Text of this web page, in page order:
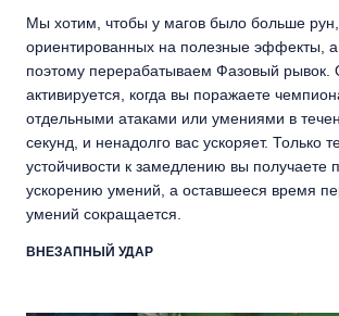
Мы хотим, чтобы у магов было больше рун,
ориентированных на полезные эффекты, а
поэтому перерабатываем Фазовый
активируется, когда вы поражаете
отдельными атаками или умениями в
секунд, и ненадолго вас ускоряет. Только
устойчивости к замедлению вы получаете
ускорению умений, а оставшееся время
умений сокращается.
ВНЕЗАПНЫЙ УДАР